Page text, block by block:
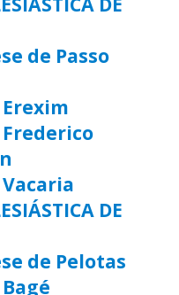
de Passo
Frederico
DE
de Pelotas